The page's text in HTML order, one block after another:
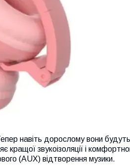
навіть дорослому вони
кращої звукоізоляції і
(AUX) відтворення музики.